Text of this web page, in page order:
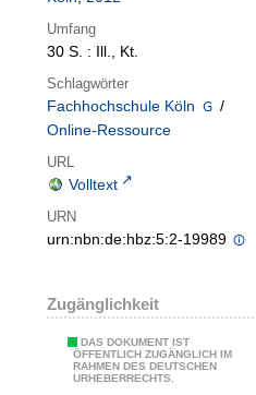
Umfang
30 S. : Ill., Kt.
Schlagwörter
Fachhochschule Köln
/
Online-Ressource
URL
Volltext
URN
urn:nbn:de:hbz:5:2-19989
Zugänglichkeit
DAS DOKUMENT IST
ÖFFENTLICH ZUGÄNGLICH IM
RAHMEN DES DEUTSCHEN
URHEBERRECHTS.